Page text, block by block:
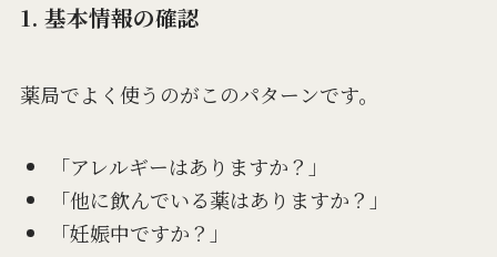
1. 基本情報の確認
薬局でよく使うのがこのパターンです。
「アレルギーはありますか？」
「他に飲んでいる薬はありますか？」
「妊娠中ですか？」